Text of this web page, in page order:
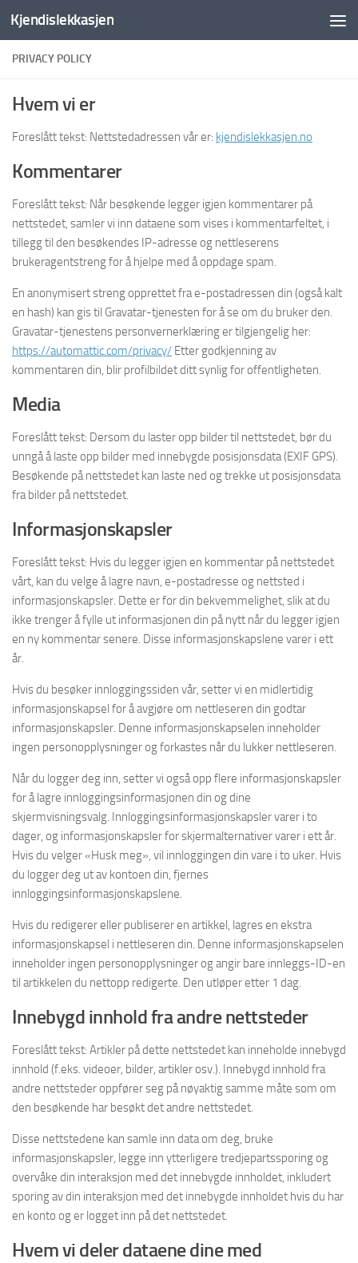
Skip to content
Kjendislekkasjen
PRIVACY POLICY
Hvem vi er
Foreslått tekst: Nettstedadressen vår er: kjendislekkasjen.no
Kommentarer
Foreslått tekst: Når besøkende legger igjen kommentarer på
nettstedet, samler vi inn dataene som vises i kommentarfeltet, i
tillegg til den besøkendes IP-adresse og nettleserens
brukeragentstreng for å hjelpe med å oppdage spam.
En anonymisert streng opprettet fra e-postadressen din (også kalt
en hash) kan gis til Gravatar-tjenesten for å se om du bruker den.
Gravatar-tjenestens personvernerklæring er tilgjengelig her:
https://automattic.com/privacy/ Etter godkjenning av
kommentaren din, blir profilbildet ditt synlig for offentligheten.
Media
Foreslått tekst: Dersom du laster opp bilder til nettstedet, bør du
unngå å laste opp bilder med innebygde posisjonsdata (EXIF GPS).
Besøkende på nettstedet kan laste ned og trekke ut posisjonsdata
fra bilder på nettstedet.
Informasjonskapsler
Foreslått tekst: Hvis du legger igjen en kommentar på nettstedet
vårt, kan du velge å lagre navn, e-postadresse og nettsted i
informasjonskapsler. Dette er for din bekvemmelighet, slik at du
ikke trenger å fylle ut informasjonen din på nytt når du legger igjen
en ny kommentar senere. Disse informasjonskapslene varer i ett
år.
Hvis du besøker innloggingssiden vår, setter vi en midlertidig
informasjonskapsel for å avgjøre om nettleseren din godtar
informasjonskapsler. Denne informasjonskapselen inneholder
ingen personopplysninger og forkastes når du lukker nettleseren.
Når du logger deg inn, setter vi også opp flere informasjonskapsler
for å lagre innloggingsinformasjonen din og dine
skjermvisningsvalg. Innloggingsinformasjonskapsler varer i to
dager, og informasjonskapsler for skjermalternativer varer i ett år.
Hvis du velger «Husk meg», vil innloggingen din vare i to uker. Hvis
du logger deg ut av kontoen din, fjernes
innloggingsinformasjonskapslene.
Hvis du redigerer eller publiserer en artikkel, lagres en ekstra
informasjonskapsel i nettleseren din. Denne informasjonskapselen
inneholder ingen personopplysninger og angir bare innleggs-ID-en
til artikkelen du nettopp redigerte. Den utløper etter 1 dag.
Innebygd innhold fra andre nettsteder
Foreslått tekst: Artikler på dette nettstedet kan inneholde innebygd
innhold (f.eks. videoer, bilder, artikler osv.). Innebygd innhold fra
andre nettsteder oppfører seg på nøyaktig samme måte som om
den besøkende har besøkt det andre nettstedet.
Disse nettstedene kan samle inn data om deg, bruke
informasjonskapsler, legge inn ytterligere tredjepartssporing og
overvåke din interaksjon med det innebygde innholdet, inkludert
sporing av din interaksjon med det innebygde innholdet hvis du har
en konto og er logget inn på det nettstedet.
Hvem vi deler dataene dine med